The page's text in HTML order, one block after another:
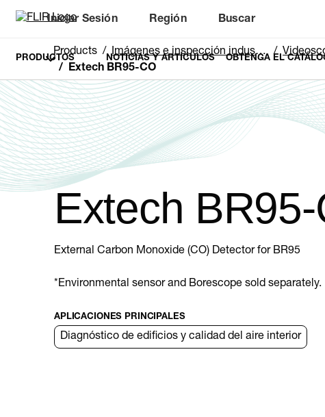
Iniciar Sesión Región Buscar
PRODUCTOS NOTICIAS Y ARTÍCULOS OBTENGA EL
Products Imágenes e inspección industriales
Extech BR95-CO
Extech
External Carbon Monoxide (CO) Detector for BR95
*Environmental sensor and Borescope sold separately.
APLICACIONES PRINCIPALES
Diagnóstico de edificios y calidad del aire interior